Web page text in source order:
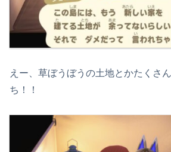
えー、草ぼうぼうの土地とかたくさ
ち！！